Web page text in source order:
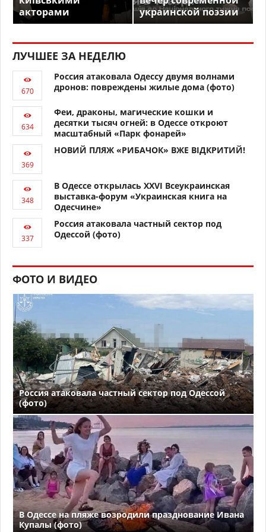
акторами
украинской поэзии
ЛУЧШЕЕ ЗА НЕДЕЛЮ
Россия атаковала Одессу двумя волнами
дронов: повреждены жилые дома (фото)
Феи, драконы, магические кошки и
десятки тысяч огней: в Одессе откроют
масштабный «Парк фонарей»
НОВИЙ ПЛЯЖ «РИБАЧОК» ВЖЕ ВІДКРИТИЙ!
В Одессе открылась XXVI Всеукраинская
выставка-форум «Украинская книга на
Одесчине»
Россия атаковала частный сектор под
Одессой (фото)
ФОТО И ВИДЕО
Россия атаковала частный сектор под Одессой
(фото)
В Одессе на пляже возродили празднование Ивана
Купалы (фото)